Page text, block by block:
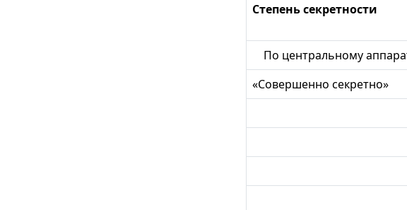
Степень секретности
По центральному
«Совершенно секретно»